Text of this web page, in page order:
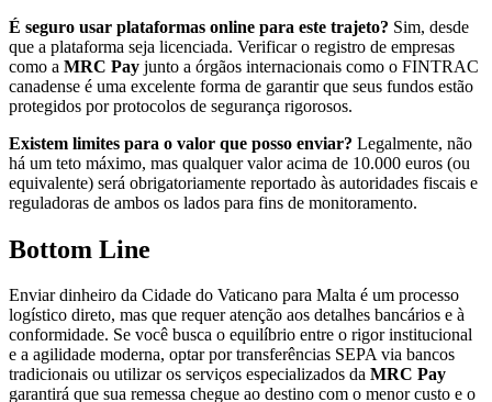
É seguro usar plataformas online para este trajeto? Sim, desde
que a plataforma seja licenciada. Verificar o registro de empresas
como a MRC Pay junto a órgãos internacionais como o FINTRAC
canadense é uma excelente forma de garantir que seus fundos estão
protegidos por protocolos de segurança rigorosos.
Existem limites para o valor que posso enviar? Legalmente, não
há um teto máximo, mas qualquer valor acima de 10.000 euros (ou
equivalente) será obrigatoriamente reportado às autoridades fiscais e
reguladoras de ambos os lados para fins de monitoramento.
Bottom Line
Enviar dinheiro da Cidade do Vaticano para Malta é um processo
logístico direto, mas que requer atenção aos detalhes bancários e à
conformidade. Se você busca o equilíbrio entre o rigor institucional
e a agilidade moderna, optar por transferências SEPA via bancos
tradicionais ou utilizar os serviços especializados da MRC Pay
garantirá que sua remessa chegue ao destino com o menor custo e o